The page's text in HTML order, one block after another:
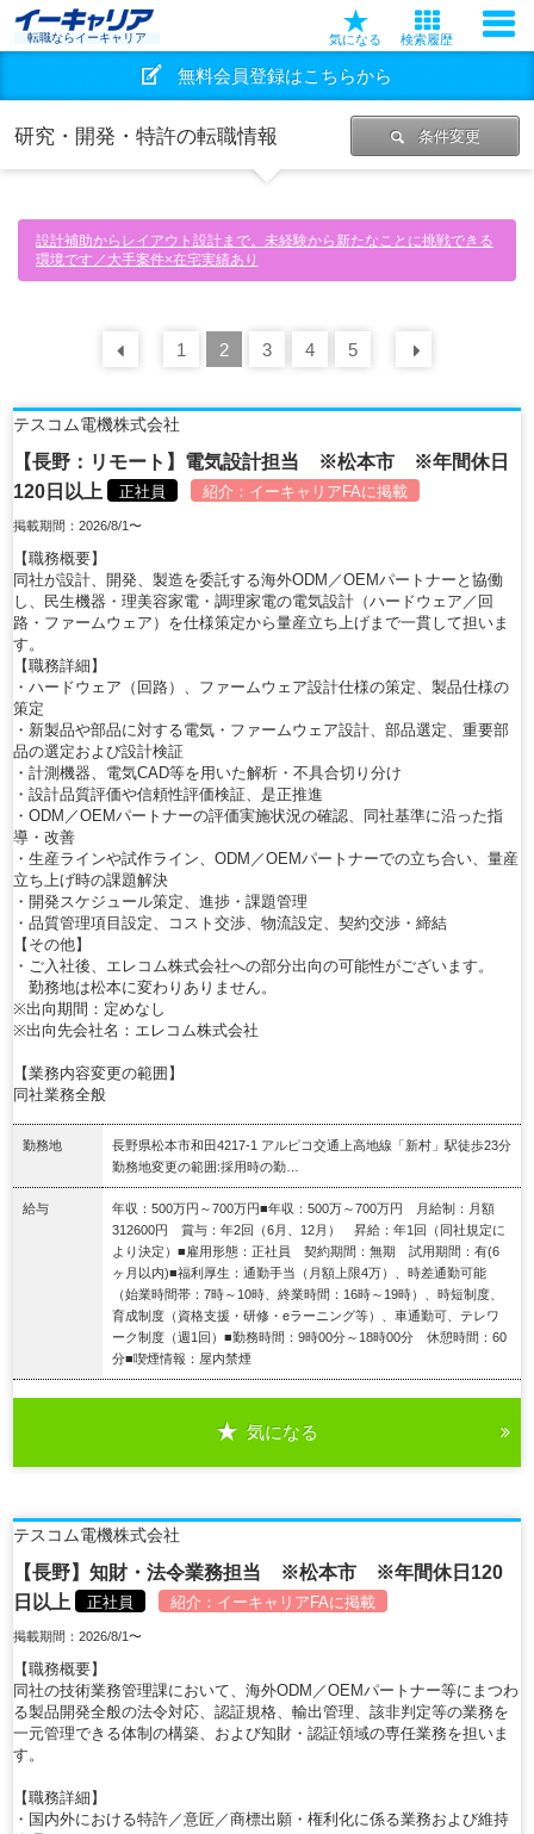
転職ならイーキャリア 気になる 検索履歴
無料会員登録はこちらから
研究・開発・特許の転職情報 条件変更
設計補助からレイアウト設計まで。未経験から新たなことに挑戦できる
環境です／大手案件×在宅実績あり
前の 30
1 2 3 4 5
テスコム電機株式会社
【長野：リモート】電気設計担当 ※松本市 ※年間休日
120日以上
正社員 紹介： イーキャリアFAに掲載
掲載期間：2026/8/1〜
【職務概要】
同社が設計、開発、製造を委託する海外ODM／OEMパートナーと協働
し、民生機器・理美容家電・調理家電の電気設計（ハードウェア／回
路・ファームウェア）を仕様策定から量産立ち上げまで一貫して担いま
す。
【職務詳細】
・ハードウェア（回路）、ファームウェア設計仕様の策定、製品仕様の
策定
・新製品や部品に対する電気・ファームウェア設計、部品選定、重要部
品の選定および設計検証
・計測機器、電気CAD等を用いた解析・不具合切り分け
・設計品質評価や信頼性評価検証、是正推進
・ODM／OEMパートナーの評価実施状況の確認、同社基準に沿った指
導・改善
・生産ラインや試作ライン、ODM／OEMパートナーでの立ち合い、量産
立ち上げ時の課題解決
・開発スケジュール策定、進捗・課題管理
・品質管理項目設定、コスト交渉、物流設定、契約交渉・締結
【その他】
・ご入社後、エレコム株式会社への部分出向の可能性がございます。
勤務地は松本に変わりありません。
※出向期間：定めなし
※出向先会社名：エレコム株式会社
【業務内容変更の範囲】
同社業務全般
勤務地
長野県松本市和田4217-1 アルピコ交通上高地線「新村」駅徒歩23分
勤務地変更の範囲:採用時の勤…
給与
年収：500万円～700万円■年収：500万～700万円 月給制：月額
312600円 賞与：年2回（6月、12月） 昇給：年1回（同社規定に
より決定）■雇用形態：正社員 契約期間：無期 試用期間：有(6
ヶ月以内)■福利厚生：通勤手当（月額上限4万）、時差通勤可能
（始業時間帯：7時～10時、終業時間：16時～19時）、時短制度、
育成制度（資格支援・研修・eラーニング等）、車通勤可、テレワ
ーク制度（週1回）■勤務時間：9時00分～18時00分 休憩時間：60
分■喫煙情報：屋内禁煙
気になる
テスコム電機株式会社
【長野】知財・法令業務担当 ※松本市 ※年間休日120
日以上
正社員 紹介： イーキャリアFAに掲載
掲載期間：2026/8/1〜
【職務概要】
同社の技術業務管理課において、海外ODM／OEMパートナー等にまつわ
る製品開発全般の法令対応、認証規格、輸出管理、該非判定等の業務を
一元管理できる体制の構築、および知財・認証領域の専任業務を担いま
す。
【職務詳細】
・国内外における特許／意匠／商標出願・権利化に係る業務および維持